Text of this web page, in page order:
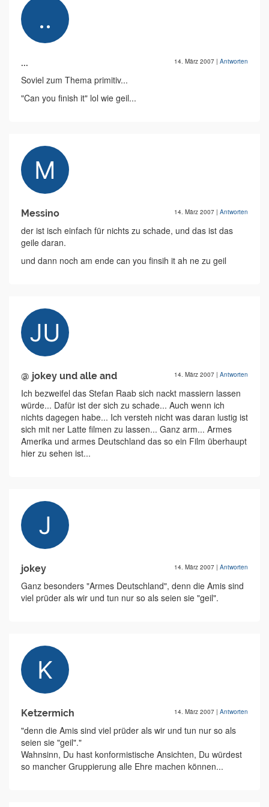
... 14. März 2007 | Antworten
Soviel zum Thema primitiv...
"Can you finish it" lol wie geil...
Messino 14. März 2007 | Antworten
der ist isch einfach für nichts zu schade, und das ist das
geile daran.
und dann noch am ende can you finsih it ah ne zu geil
@ jokey und alle and 14. März 2007 | Antworten
Ich bezweifel das Stefan Raab sich nackt massiern lassen
würde... Dafür ist der sich zu schade... Auch wenn ich
nichts dagegen habe... Ich versteh nicht was daran lustig ist
sich mit ner Latte filmen zu lassen... Ganz arm... Armes
Amerika und armes Deutschland das so ein Film überhaupt
hier zu sehen ist...
jokey 14. März 2007 | Antworten
Ganz besonders "Armes Deutschland", denn die Amis sind
viel prüder als wir und tun nur so als seien sie "geil".
Ketzermich 14. März 2007 | Antworten
"denn die Amis sind viel prüder als wir und tun nur so als
seien sie "geil"."
Wahnsinn, Du hast konformistische Ansichten, Du würdest
so mancher Gruppierung alle Ehre machen können...